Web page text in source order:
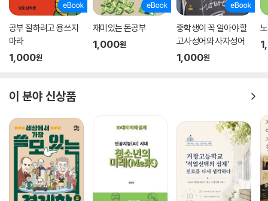
공부 잘하려고 용쓰지
마라
1,000원
재미있는 돈공부
1,000원
중학생이 꼭 알아야 할
고사성어와 사자성어
1,000원
이 분야 신상품